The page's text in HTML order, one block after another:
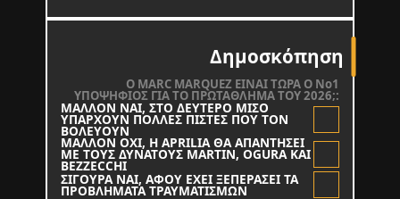
Δημοσκόπηση
O MARC MARQUEZ ΕΙΝΑΙ ΤΩΡΑ Ο Νο1
ΥΠΟΨΗΦΙΟΣ ΓΙΑ ΤΟ ΠΡΩΤΑΘΛΗΜΑ ΤΟΥ 2026;:
ΜΑΛΛΟΝ ΝΑΙ, ΣΤΟ ΔΕΥΤΕΡΟ ΜΙΣΟ
ΥΠΑΡΧΟΥΝ ΠΟΛΛΕΣ ΠΙΣΤΕΣ ΠΟΥ ΤΟΝ
ΒΟΛΕΥΟΥΝ
ΜΑΛΛΟΝ ΟΧΙ, Η APRILIA ΘΑ ΑΠΑΝΤΗΣΕΙ
ΜΕ ΤΟΥΣ ΔΥΝΑΤΟΥΣ MARTIN, OGURA KAI
BEZZECCHI
ΣΙΓΟΥΡΑ ΝΑΙ, ΑΦΟΥ ΕΧΕΙ ΞΕΠΕΡΑΣΕΙ ΤΑ
ΠΡΟΒΛΗΜΑΤΑ ΤΡΑΥΜΑΤΙΣΜΩΝ